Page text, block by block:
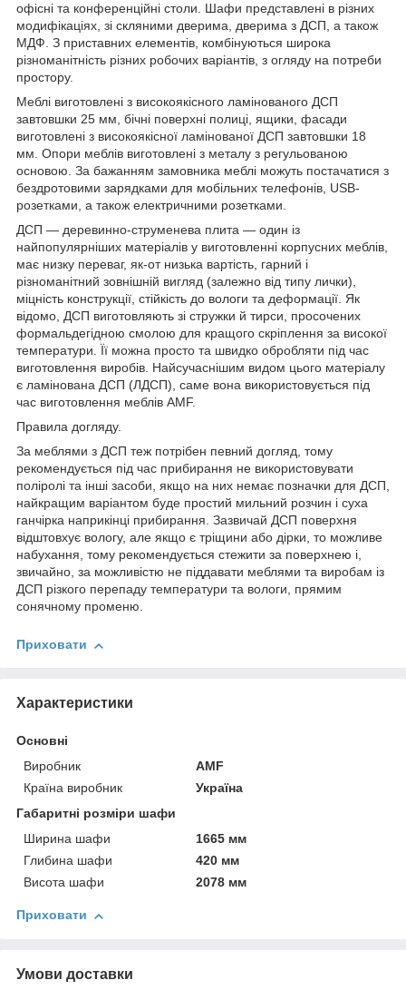
офісні та конференційні столи. Шафи представлені в різних
модифікаціях, зі скляними дверима, дверима з ДСП, а також
МДФ. З приставних елементів, комбінуються широка
різноманітність різних робочих варіантів, з огляду на потреби
простору.
Меблі виготовлені з високоякісного ламінованого ДСП
завтовшки 25 мм, бічні поверхні полиці, ящики, фасади
виготовлені з високоякісної ламінованої ДСП завтовшки 18
мм. Опори меблів виготовлені з металу з регульованою
основою. За бажанням замовника меблі можуть постачатися з
бездротовими зарядками для мобільних телефонів, USB-
розетками, а також електричними розетками.
ДСП — деревинно-струменева плита — один із
найпопулярніших матеріалів у виготовленні корпусних меблів,
має низку переваг, як-от низька вартість, гарний і
різноманітний зовнішній вигляд (залежно від типу лички),
міцність конструкції, стійкість до вологи та деформації. Як
відомо, ДСП виготовляють зі стружки й тирси, просочених
формальдегідною смолою для кращого скріплення за високої
температури. Її можна просто та швидко обробляти під час
виготовлення виробів. Найсучаснішим видом цього матеріалу
є ламінована ДСП (ЛДСП), саме вона використовується під
час виготовлення меблів AMF.
Правила догляду.
За меблями з ДСП теж потрібен певний догляд, тому
рекомендується під час прибирання не використовувати
поліролі та інші засоби, якщо на них немає позначки для ДСП,
найкращим варіантом буде простий мильний розчин і суха
ганчірка наприкінці прибирання. Зазвичай ДСП поверхня
відштовхує вологу, але якщо є тріщини або дірки, то можливе
набухання, тому рекомендується стежити за поверхнею і,
звичайно, за можливістю не піддавати меблями та виробам із
ДСП різкого перепаду температури та вологи, прямим
сонячному променю.
Приховати
Характеристики
Основні
Виробник
AMF
Країна виробник
Україна
Габаритні розміри шафи
Ширина шафи
1665 мм
Глибина шафи
420 мм
Висота шафи
2078 мм
Приховати
Умови доставки